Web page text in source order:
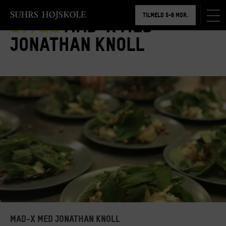
TILMELD 5-6 MDR.
BOOK RUNDVISNING
17/11Mad-X Med
Jonathan Knoll
MAD-X MED JONATHAN KNOLL